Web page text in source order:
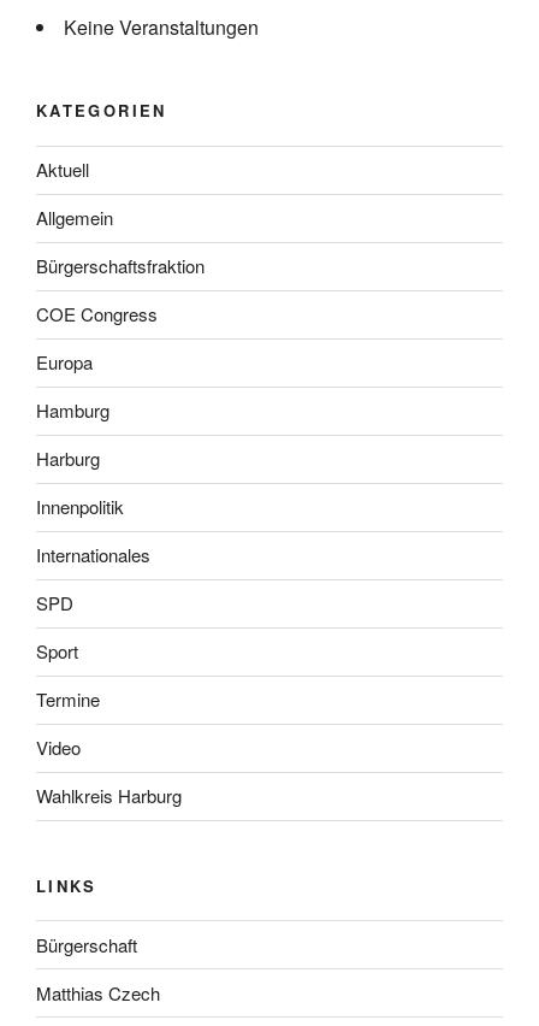
Keine Veranstaltungen
KATEGORIEN
Aktuell
Allgemein
Bürgerschaftsfraktion
COE Congress
Europa
Hamburg
Harburg
Innenpolitik
Internationales
SPD
Sport
Termine
Video
Wahlkreis Harburg
LINKS
Bürgerschaft
Matthias Czech